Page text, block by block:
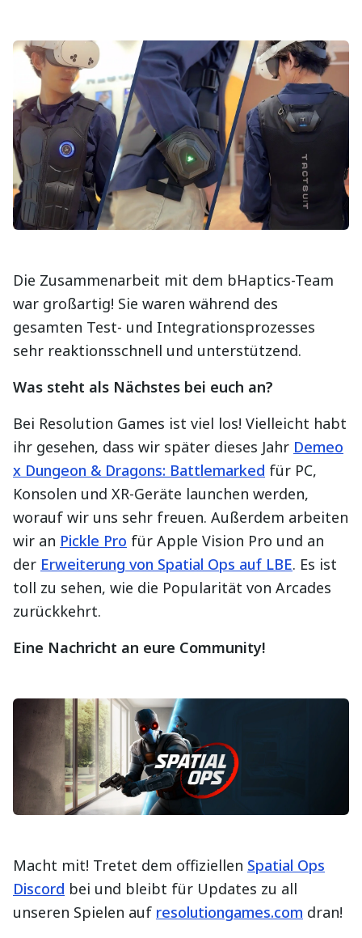
Die Zusammenarbeit mit dem bHaptics-Team
war großartig! Sie waren während des
gesamten Test- und Integrationsprozesses
sehr reaktionsschnell und unterstützend.
Was steht als Nächstes bei euch an?
Bei Resolution Games ist viel los! Vielleicht habt
ihr gesehen, dass wir später dieses Jahr Demeo
x Dungeon & Dragons: Battlemarked für PC,
Konsolen und XR-Geräte launchen werden,
worauf wir uns sehr freuen. Außerdem arbeiten
wir an Pickle Pro für Apple Vision Pro und an
der Erweiterung von Spatial Ops auf LBE. Es ist
toll zu sehen, wie die Popularität von Arcades
zurückkehrt.
Eine Nachricht an eure Community!
Macht mit! Tretet dem offiziellen Spatial Ops
Discord bei und bleibt für Updates zu all
unseren Spielen auf resolutiongames.com dran!